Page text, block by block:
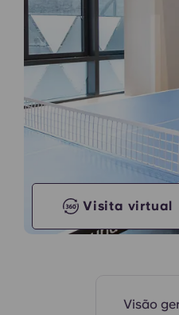
Visita virtual
Cozinha comum
Visão